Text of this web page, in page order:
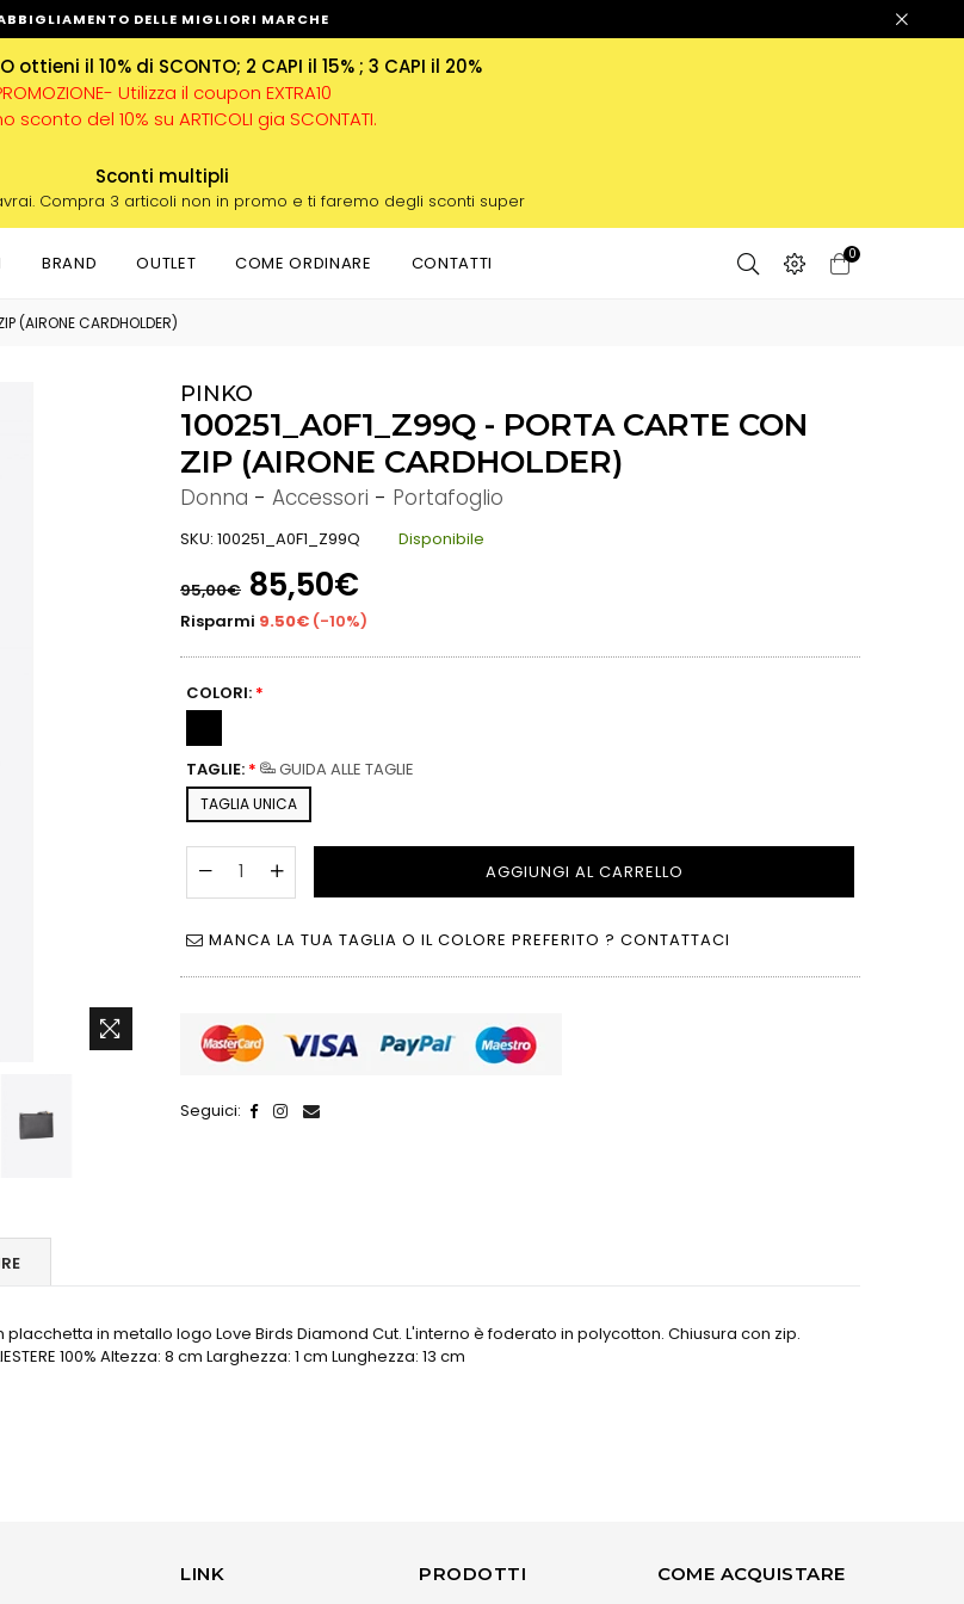
DELLE MIGLIORI MARCHE
ottieni il 10% di SCONTO; 2 CAPI il 15% ; 3 CAPI il 20%
Utilizza il coupon EXTRA10
sconto del 10% su ARTICOLI gia SCONTATI.
Sconti multipli
Compra 3 articoli non in promo e ti faremo degli sconti super
BRAND OUTLET COME ORDINARE CONTATTI 0
(AIRONE CARDHOLDER)
PINKO
100251_A0F1_Z99Q - PORTA CARTE CON
ZIP (AIRONE CARDHOLDER)
Donna - Accessori - Portafoglio
SKU: 100251_A0F1_Z99Q
Disponibile
di
listino
95,00€ 85,50€
Risparmi 9.50€ (-10%)
COLORI: *
TAGLIE: * GUIDA ALLE TAGLIE
TAGLIA UNICA
AGGIUNGI AL CARRELLO
MANCA LA TUA TAGLIA O IL COLORE PREFERITO ? CONTATTACI
Seguici:
in metallo logo Love Birds Diamond Cut. L'interno è foderato in polycotton. Chiusura con zip.
100% Altezza: 8 cm Larghezza: 1 cm Lunghezza: 13 cm
LINK
PRODOTTI
COME ACQUISTARE